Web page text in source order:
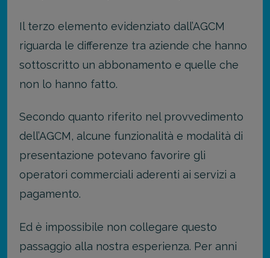
Il terzo elemento evidenziato dall’AGCM
riguarda le differenze tra aziende che hanno
sottoscritto un abbonamento e quelle che
non lo hanno fatto.
Secondo quanto riferito nel provvedimento
dell’AGCM, alcune funzionalità e modalità di
presentazione potevano favorire gli
operatori commerciali aderenti ai servizi a
pagamento.
Ed è impossibile non collegare questo
passaggio alla nostra esperienza. Per anni